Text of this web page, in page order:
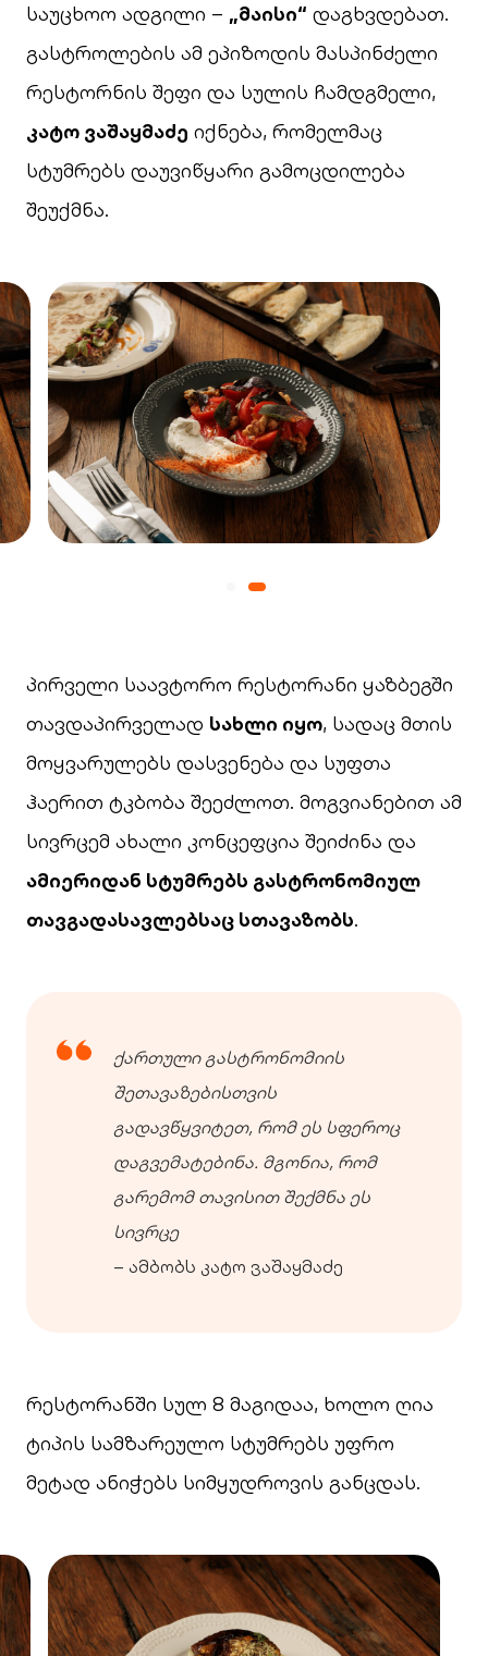
საუცხოო ადგილი – „მაისი“ დაგხვდებათ.
გასტროლების ამ ეპიზოდის მასპინძელი
რესტორნის შეფი და სულის ჩამდგმელი,
კატო ვაშაყმაძე იქნება, რომელმაც
სტუმრებს დაუვიწყარი გამოცდილება
შეუქმნა.
პირველი საავტორო რესტორანი ყაზბეგში
თავდაპირველად სახლი იყო, სადაც მთის
მოყვარულებს დასვენება და სუფთა
ჰაერით ტკბობა შეეძლოთ. მოგვიანებით ამ
სივრცემ ახალი კონცეფცია შეიძინა და
ამიერიდან სტუმრებს გასტრონომიულ
თავგადასავლებსაც სთავაზობს.
ქართული გასტრონომიის
შეთავაზებისთვის
გადავწყვიტეთ, რომ ეს სფეროც
დაგვემატებინა. მგონია, რომ
გარემომ თავისით შექმნა ეს
სივრცე
– ამბობს კატო ვაშაყმაძე
რესტორანში სულ 8 მაგიდაა, ხოლო ღია
ტიპის სამზარეულო სტუმრებს უფრო
მეტად ანიჭებს სიმყუდროვის განცდას.